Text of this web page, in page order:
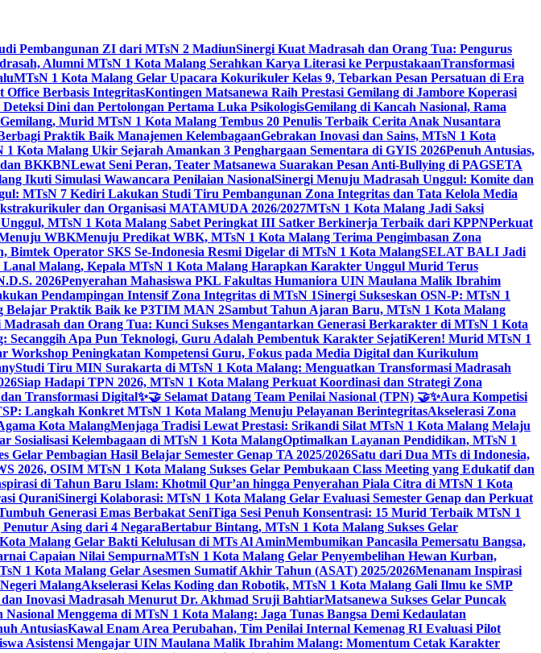
Pembangunan ZI dari MTsN 2 MadiunSinergi Kuat Madrasah dan Orang Tua: Pengurus
Alumni MTsN 1 Kota Malang Serahkan Karya Literasi ke PerpustakaanTransformasi
MTsN 1 Kota Malang Gelar Upacara Kokurikuler Kelas 9, Tebarkan Pesan Persatuan di Era
Berbasis IntegritasKontingen Matsanewa Raih Prestasi Gemilang di Jambore Koperasi
Dini dan Pertolongan Pertama Luka PsikologisGemilang di Kancah Nasional, Rama
Murid MTsN 1 Kota Malang Tembus 20 Penulis Terbaik Cerita Anak Nusantara
Praktik Baik Manajemen KelembagaanGebrakan Inovasi dan Sains, MTsN 1 Kota
Kota Malang Ukir Sejarah Amankan 3 Penghargaan Sementara di GYIS 2026Penuh Antusias,
BKKBNLewat Seni Peran, Teater Matsanewa Suarakan Pesan Anti-Bullying di PAGSETA
Ikuti Simulasi Wawancara Penilaian NasionalSinergi Menuju Madrasah Unggul: Komite dan
MTsN 7 Kediri Lakukan Studi Tiru Pembangunan Zona Integritas dan Tata Kelola Media
dan Organisasi MATAMUDA 2026/2027MTsN 1 Kota Malang Jadi Saksi
MTsN 1 Kota Malang Sabet Peringkat III Satker Berkinerja Terbaik dari KPPNPerkuat
WBKMenuju Predikat WBK, MTsN 1 Kota Malang Terima Pengimbasan Zona
Operator SKS Se-Indonesia Resmi Digelar di MTsN 1 Kota MalangSELAT BALI Jadi
Malang, Kepala MTsN 1 Kota Malang Harapkan Karakter Unggul Murid Terus
2026Penyerahan Mahasiswa PKL Fakultas Humaniora UIN Maulana Malik Ibrahim
Pendampingan Intensif Zona Integritas di MTsN 1Sinergi Sukseskan OSN-P: MTsN 1
Belajar Praktik Baik ke P3TIM MAN 2Sambut Tahun Ajaran Baru, MTsN 1 Kota Malang
Madrasah dan Orang Tua: Kunci Sukses Mengantarkan Generasi Berkarakter di MTsN 1 Kota
Apa Pun Teknologi, Guru Adalah Pembentuk Karakter SejatiKeren! Murid MTsN 1
Workshop Peningkatan Kompetensi Guru, Fokus pada Media Digital dan Kurikulum
Studi Tiru MIN Surakarta di MTsN 1 Kota Malang: Menguatkan Transformasi Madrasah
Siap Hadapi TPN 2026, MTsN 1 Kota Malang Perkuat Koordinasi dan Strategi Zona
Transformasi Digital✨🤝 Selamat Datang Team Penilai Nasional (TPN) 🤝✨Aura Kompetisi
Langkah Konkret MTsN 1 Kota Malang Menuju Pelayanan BerintegritasAkselerasi Zona
Kota MalangMenjaga Tradisi Lewat Prestasi: Srikandi Silat MTsN 1 Kota Malang Melaju
Kelembagaan di MTsN 1 Kota MalangOptimalkan Layanan Pendidikan, MTsN 1
Gelar Pembagian Hasil Belajar Semester Genap TA 2025/2026Satu dari Dua MTs di Indonesia,
2026, OSIM MTsN 1 Kota Malang Sukses Gelar Pembukaan Class Meeting yang Edukatif dan
di Tahun Baru Islam: Khotmil Qur’an hingga Penyerahan Piala Citra di MTsN 1 Kota
QuraniSinergi Kolaborasi: MTsN 1 Kota Malang Gelar Evaluasi Semester Genap dan Perkuat
Generasi Emas Berbakat SeniTiga Sesi Penuh Konsentrasi: 15 Murid Terbaik MTsN 1
Asing dari 4 NegaraBertabur Bintang, MTsN 1 Kota Malang Sukses Gelar
Malang Gelar Bakti Kelulusan di MTs Al AminMembumikan Pancasila Pemersatu Bangsa,
Capaian Nilai SempurnaMTsN 1 Kota Malang Gelar Penyembelihan Hewan Kurban,
1 Kota Malang Gelar Asesmen Sumatif Akhir Tahun (ASAT) 2025/2026Menanam Inspirasi
MalangAkselerasi Kelas Koding dan Robotik, MTsN 1 Kota Malang Gali Ilmu ke SMP
Inovasi Madrasah Menurut Dr. Akhmad Sruji BahtiarMatsanewa Sukses Gelar Puncak
Nasional Menggema di MTsN 1 Kota Malang: Jaga Tunas Bangsa Demi Kedaulatan
AntusiasKawal Enam Area Perubahan, Tim Penilai Internal Kemenag RI Evaluasi Pilot
Asistensi Mengajar UIN Maulana Malik Ibrahim Malang: Momentum Cetak Karakter